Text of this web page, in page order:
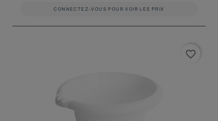
CONNECTEZ-VOUS POUR VOIR LES PRIX
favorite_border